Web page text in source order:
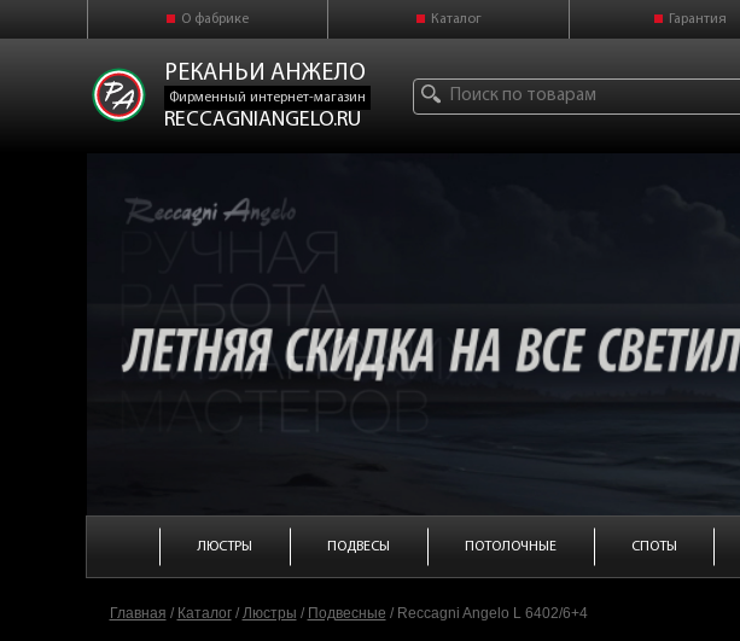
О фабрике Каталог Гарантия
РЕКАНЬИ АНЖЕЛО
Фирменный интернет-магазин
RECCAGNIANGELO.RU
ЛЮСТРЫ ПОДВЕСЫ ПОТОЛОЧНЫЕ СПОТЫ
Главная / Каталог/ Люстры / Подвесные / Reccagni Angelo L 6402/6+4